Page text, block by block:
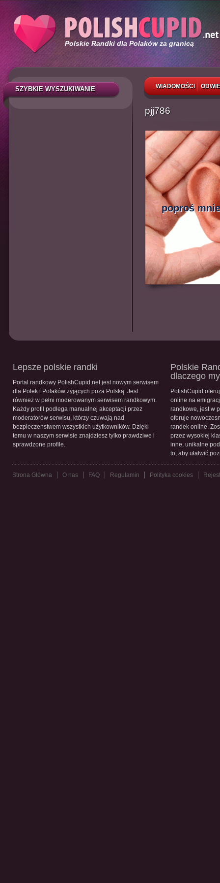
Polskie Randki dla Polaków za granicą
WIADOMOŚCI
SZYBKIE WYSZUKIWANIE
pjj786
poproś
Lepsze polskie randki
Portal randkowy PolishCupid.net jest nowym serwisem
dla Polek i Polaków żyjących poza Polską. Jest
również w pełni moderowanym serwisem randkowym.
Każdy profil podlega manualnej akceptacji przez
moderatorów serwisu, którzy czuwają nad
bezpieczeństwem wszystkich użytkowników. Dzięki
temu w naszym serwisie znajdziesz tylko prawdziwe i
sprawdzone profile.
Polskie
dlaczego
PolishCupid
online na
randkowe, jest w
oferuje
randek online.
przez wysokiej
inne, unikalne
to, aby ułatwić
Strona Główna O nas FAQ Regulamin Polityka cookies